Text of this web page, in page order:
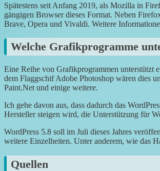
Spätestens seit Anfang 2019, als Mozilla in
gängigen Browser dieses Format. Neben
Brave, Opera und Vivaldi. Weitere
Welche Grafikprogramme
Eine Reihe von Grafikprogrammen unterstützt
dem Flaggschif Adobe Photoshop wären dies
Paint.Net und einige weitere.
Ich gehe davon aus, dass dadurch das
Hersteller steigen wird, die Unterstützung für
WordPress 5.8 soll im Juli dieses Jahres
weitere Einzelheiten. Unter anderem, wie das
Quellen